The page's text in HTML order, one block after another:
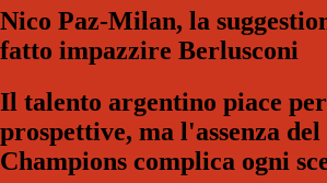
Nico Paz-Milan, la
fatto impazzire Berlusconi
Il talento argentino piace
prospettive, ma l'assenza
Champions complica ogni